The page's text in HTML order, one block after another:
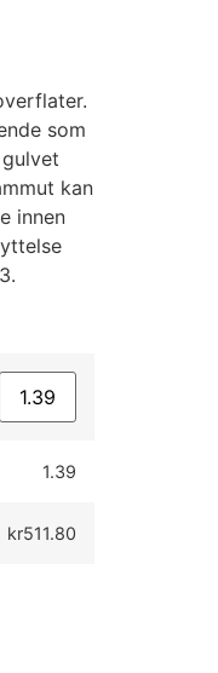
som
kan
innen
1.39
kr511.80